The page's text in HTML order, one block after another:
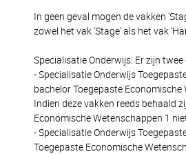
In geen geval mogen de vakken
zowel het vak 'Stage' als het vak
Specialisatie Onderwijs: Er zijn
- Specialisatie Onderwijs
bachelor Toegepaste
Indien deze vakken reeds behaald
Economische Wetenschappen 1
- Specialisatie Onderwijs
Toegepaste Economische